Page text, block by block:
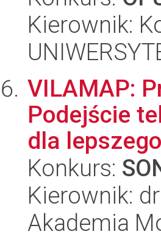
Kierownik:
VILAMAP:
Podejście
dla
Konkurs:
Kierownik:
Akademia